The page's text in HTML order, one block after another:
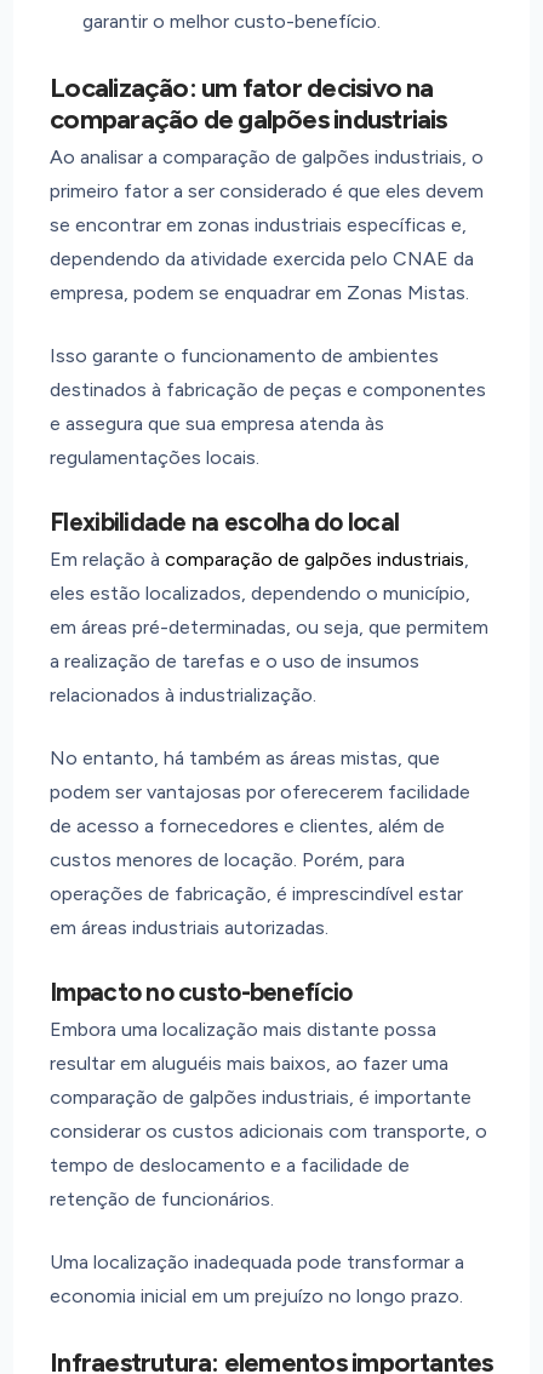
garantir o melhor custo-benefício.
Localização: um fator decisivo na
comparação de galpões industriais
Ao analisar a comparação de galpões industriais, o
primeiro fator a ser considerado é que eles devem
se encontrar em zonas industriais específicas e,
dependendo da atividade exercida pelo CNAE da
empresa, podem se enquadrar em Zonas Mistas.
Isso garante o funcionamento de ambientes
destinados à fabricação de peças e componentes
e assegura que sua empresa atenda às
regulamentações locais.
Flexibilidade na escolha do local
Em relação àcomparação de galpões industriais,
eles estão localizados, dependendo o município,
em áreas pré-determinadas, ou seja, que permitem
a realização de tarefas e o uso de insumos
relacionados à industrialização.
No entanto, há também as áreas mistas, que
podem ser vantajosas por oferecerem facilidade
de acesso a fornecedores e clientes, além de
custos menores de locação. Porém, para
operações de fabricação, é imprescindível estar
em áreas industriais autorizadas.
Impacto no custo-benefício
Embora uma localização mais distante possa
resultar em aluguéis mais baixos, ao fazer uma
comparação de galpões industriais, é importante
considerar os custos adicionais com transporte, o
tempo de deslocamento e a facilidade de
retenção de funcionários.
Uma localização inadequada pode transformar a
economia inicial em um prejuízo no longo prazo.
Infraestrutura: elementos importantes